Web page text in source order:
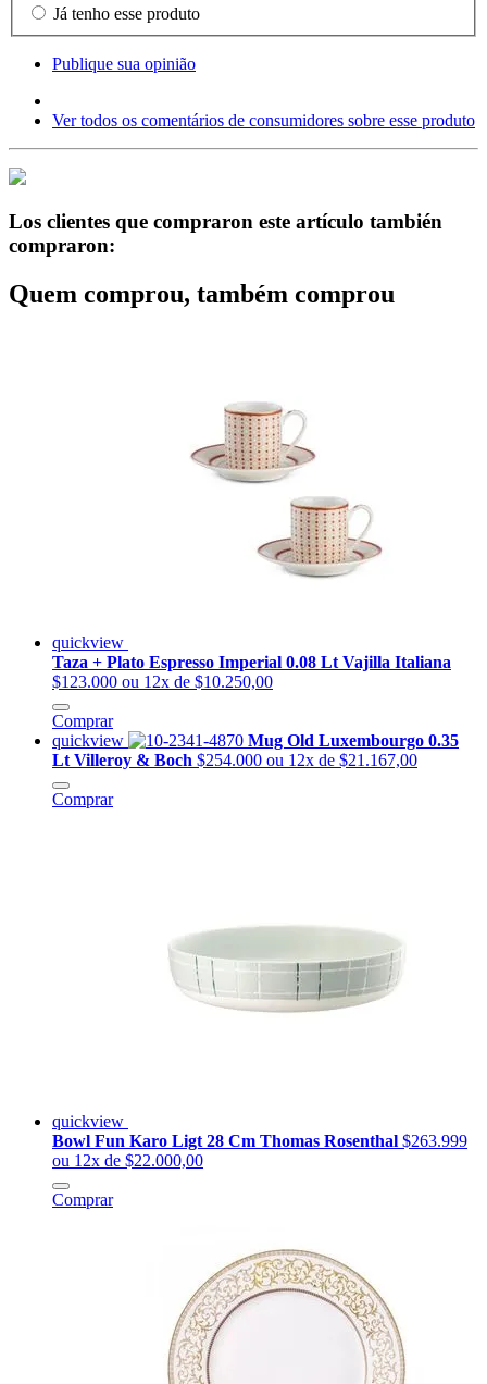
Já tenho esse produto
Publique sua opinião
Ver todos os comentários de consumidores sobre esse produto
Los clientes que compraron este artículo también
compraron:
Quem comprou, também comprou
quickview
Taza + Plato Espresso Imperial 0.08 Lt Vajilla Italiana
$123.000 ou 12x de $10.250,00
Comprar
quickview
Mug Old Luxembourgo 0.35
Lt Villeroy & Boch $254.000 ou 12x de $21.167,00
Comprar
quickview
Bowl Fun Karo Ligt 28 Cm Thomas Rosenthal $263.999
ou 12x de $22.000,00
Comprar